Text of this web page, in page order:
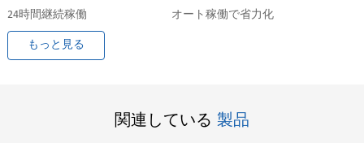
24時間継続稼働 オート稼働で省力化
もっと見る
関連している 製品